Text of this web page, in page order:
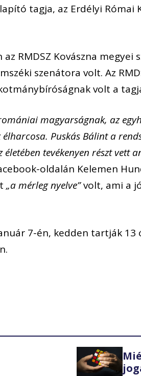
tagja, az Erdélyi Római
RMDSZ Kovászna megyei
szenátora volt. Az
volt a
magyarságnak, az
Puskás Bálint a
tevékenyen részt vett
oldalán Kelemen
„a mérleg nyelve”volt, ami a
7-én, kedden tartják 13